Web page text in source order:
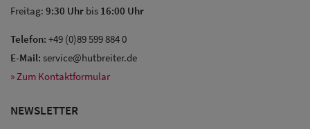
Sale: Caps
Freitag: 9:30 Uhr bis 16:00 Uhr
Telefon: +49 (0)89 599 884 0
E-Mail: service@hutbreiter.de
» Zum Kontaktformular
NEWSLETTER